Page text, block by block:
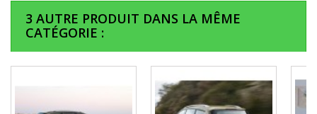
3 AUTRE PRODUIT DANS LA MÊME
CATÉGORIE :